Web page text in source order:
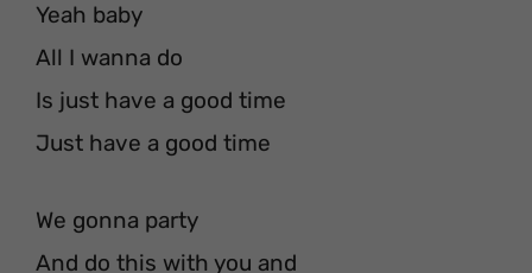
Yeah baby
All I wanna do
Is just have a good time
Just have a good time
We gonna party
And do this with you and